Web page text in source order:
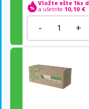
Vložte ešte 1ks
a ušetríte 10,10 €
- +